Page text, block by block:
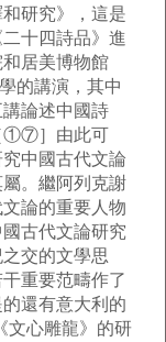
研究》，這是
十四詩品》進
居美博物館
的講演，其中
論述中國詩
①⑦］由此可
中國古代文論
。繼阿列克謝
論的重要人物
古代文論研究
交的文學思
重要范疇作了
還有意大利的
文心雕龍》的研